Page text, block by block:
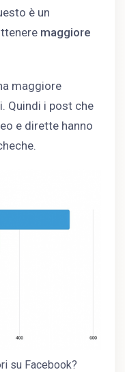
è un
maggiore
maggiore
Quindi i post che
e dirette hanno
su Facebook?